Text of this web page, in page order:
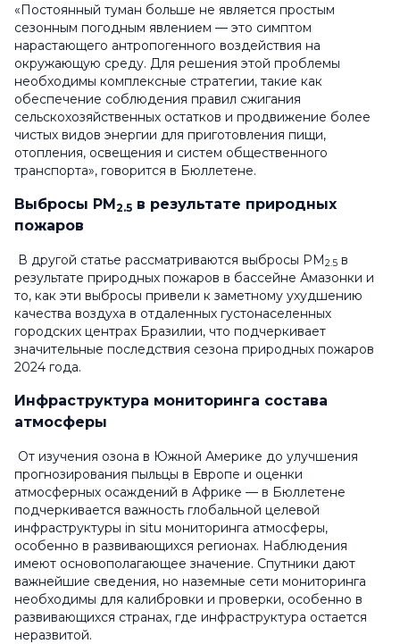
«Постоянный туман больше не является простым
сезонным погодным явлением — это симптом
нарастающего антропогенного воздействия на
окружающую среду. Для решения этой проблемы
необходимы комплексные стратегии, такие как
обеспечение соблюдения правил сжигания
сельскохозяйственных остатков и продвижение более
чистых видов энергии для приготовления пищи,
отопления, освещения и систем общественного
транспорта», говорится в Бюллетене.
Выбросы PM2.5 в результате природных
пожаров
В другой статье рассматриваются выбросы PM2.5 в
результате природных пожаров в бассейне Амазонки и
то, как эти выбросы привели к заметному ухудшению
качества воздуха в отдаленных густонаселенных
городских центрах Бразилии, что подчеркивает
значительные последствия сезона природных пожаров
2024 года.
Инфраструктура мониторинга состава
атмосферы
От изучения озона в Южной Америке до улучшения
прогнозирования пыльцы в Европе и оценки
атмосферных осаждений в Африке — в Бюллетене
подчеркивается важность глобальной целевой
инфраструктуры in situ мониторинга атмосферы,
особенно в развивающихся регионах. Наблюдения
имеют основополагающее значение. Спутники дают
важнейшие сведения, но наземные сети мониторинга
необходимы для калибровки и проверки, особенно в
развивающихся странах, где инфраструктура остается
неразвитой.